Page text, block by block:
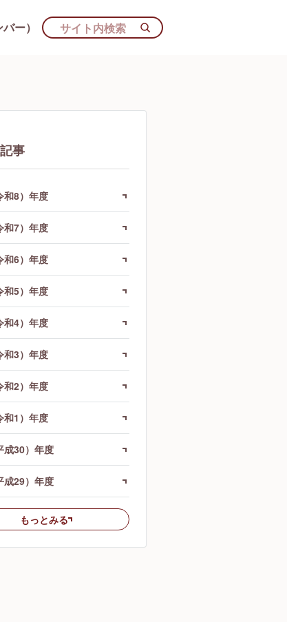
ー）
事
和8）年度
和7）年度
和6）年度
和5）年度
和4）年度
和3）年度
和2）年度
和1）年度
成30）年度
成29）年度
もっとみる